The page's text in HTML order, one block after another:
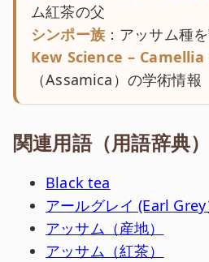
ム紅茶の父
シンポー族：アッサム種
Kew Science –
（Assamica）の学術情報
関連用語（用語辞典）
Black tea
アールグレイ (Earl Grey
アッサム（産地）
アッサム（紅茶）